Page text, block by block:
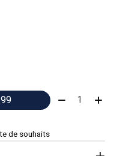
Quantité:
de souhaits